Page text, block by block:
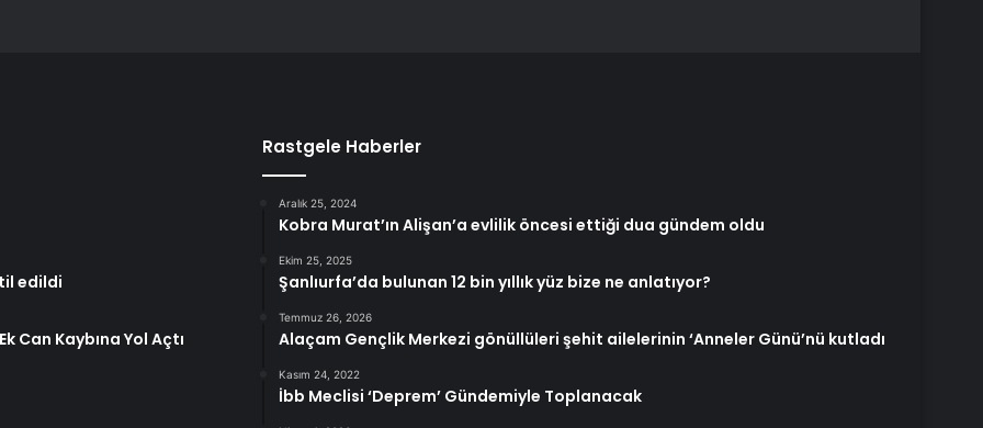
edildi
Can Kaybına Yol Açtı
Rastgele Haberler
Aralık 25, 2024
Kobra Murat’ın Alişan’a evlilik öncesi ettiği dua gündem oldu
Ekim 25, 2025
Şanlıurfa’da bulunan 12 bin yıllık yüz bize ne anlatıyor?
Temmuz 26, 2026
Alaçam Gençlik Merkezi gönüllüleri şehit ailelerinin ‘Anneler Günü’nü kutladı
Kasım 24, 2022
İbb Meclisi ‘Deprem’ Gündemiyle Toplanacak